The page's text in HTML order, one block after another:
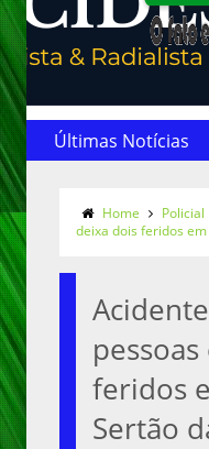
Últimas Notícias
Home Policial
deixa dois feridos
feridos
Sertão